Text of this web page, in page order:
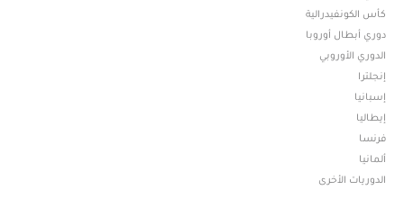
كأس الكونفيدرالية
دوري أبطال أوروبا
الدوري الأوروبي
إنجلترا
إسبانيا
إيطاليا
فرنسا
ألمانيا
الدوريات الأخرى